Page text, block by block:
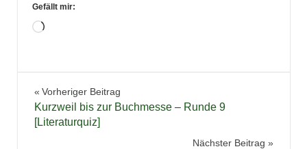
Gefällt mir:
Wird
Beitragsnavigation
Vorheriger Beitrag
Kurzweil bis zur Buchmesse – Runde 9
[Literaturquiz]
Nächster Beitrag